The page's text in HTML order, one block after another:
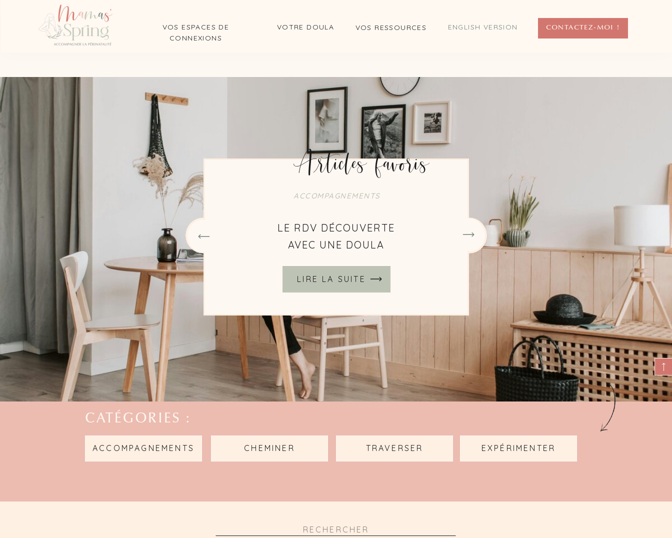
VOS ESPACES DE
CONNEXIONS
VOS RESSOURCES
VOTRE DOULA CONTACTEZ-MOI !
ENGLISH VERSION
Articles favoris
LIRE LA SUITE
CATÉGORIES :
ACCOMPAGNEMENTS CHEMINER TRAVERSER EXPÉRIMENTER